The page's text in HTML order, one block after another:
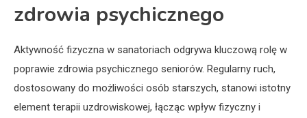
zdrowia psychicznego
Aktywność fizyczna w sanatoriach odgrywa kluczową rolę w
poprawie zdrowia psychicznego seniorów. Regularny ruch,
dostosowany do możliwości osób starszych, stanowi istotny
element terapii uzdrowiskowej, łącząc wpływ fizyczny i